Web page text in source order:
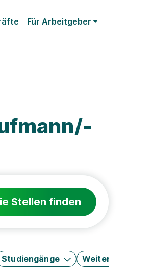
Für Arbeitgeber
Stellen finden
Studiengänge Weitere Filter